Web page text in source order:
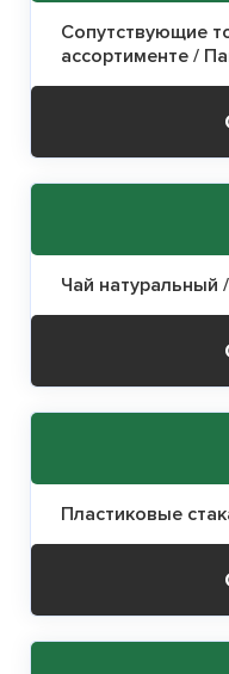
Сопутствующие
ассортименте /
Чай натуральный
Пластиковые